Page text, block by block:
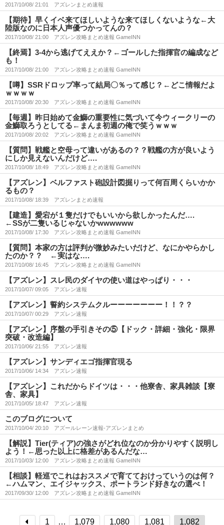
2017/10/08/ 21:01 アズレンまとめ速報
【期待】早くイベ来てほしいような来てほしくないような←大
陸版なのに日本人声優つかってんの？
2017/10/08/ 21:00 アズレン攻略まとめ速報 GameINN
【終焉】3-4から逃げてええか？←ゴールした指揮官の編成など
も！
2017/10/08/ 21:00 アズレン攻略まとめ速報 GameINN
【噂】SSRドロップ率って結局〇％って感じ？←どこ情報だよ
ｗｗｗｗ
2017/10/08/ 20:30 アズレン攻略まとめ速報 GameINN
【毎週】昨日始めて金鰤の重要性に気づいて今ウィークリーの
金鰤取ろうとしてる←まんま初週の俺で笑うｗｗｗ
2017/10/08/ 20:02 アズレン攻略まとめ速報 GameINN
【質問】戦艦と空母って違いがあるの？？戦艦の方が良いよう
にしか見えないんだけど….
2017/10/08/ 18:49 アズレン攻略まとめ速報 GameINN
【アズレン】ベルファスト砲設計図掘りって何百周くらいかか
るもの？
2017/10/08/ 18:39 アズレンまとめ速報
【建造】愛宕が１隻だけでもいいから欲しかったんだ….
←SSが二隻いるじゃないかwwwwww
2017/10/08/ 17:30 アズレン攻略まとめ速報 GameINN
【質問】本家の方は評判が微妙みたいだけど、なにかやらかし
たのか？？ ←実はな….
2017/10/08/ 16:45 アズレン攻略まとめ速報 GameINN
【アズレン】スレ民のダイヤの使い道はやっぱり・・・
2017/10/07/ 09:05 アズレン速報
【アズレン】誓約システムクルーーーーーーー！！？？
2017/10/07/ 00:29 アズレン速報
【アズレン】序盤の手引きその⑤【ドック・詳細・強化・限界
突破・改造編】
2017/10/06/ 21:55 アズレン速報
【アズレン】サンディエゴ指揮官現る
2017/10/06/ 14:34 アズレン速報
【アズレン】これだからドイツは・・・他寮舎、家具雑談【寮
舎、家具】
2017/10/05/ 18:47 アズレン速報
このブログについて
2017/10/04/ 20:10 アズールレーン速報-アズレンまとめ
【解説】Tier(ティア)の強さがどれ位なのか分かりやすく説明し
よう！←思った以上に格差があるんだな…
2017/10/03/ 12:00 アズレン攻略まとめ速報 GameINN
【相談】軽巡でこれはおススメで育てておけっていうのは何？
←ハムマン、エイジャックス、ポートランド好きなの選べ！
2017/09/30/ 12:00 アズレン攻略まとめ速報 GameINN
1 … 1,079 1,080 1,081 1,082